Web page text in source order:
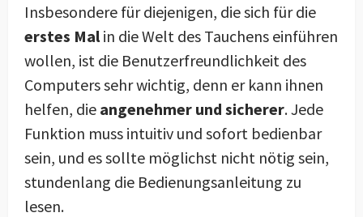
Insbesondere für diejenigen, die sich für die
erstes Mal in die Welt des Tauchens einführen
wollen, ist die Benutzerfreundlichkeit des
Computers sehr wichtig, denn er kann ihnen
helfen, die angenehmer und sicherer. Jede
Funktion muss intuitiv und sofort bedienbar
sein, und es sollte möglichst nicht nötig sein,
stundenlang die Bedienungsanleitung zu
lesen.